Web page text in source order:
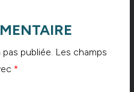
publiée. Les champs
*